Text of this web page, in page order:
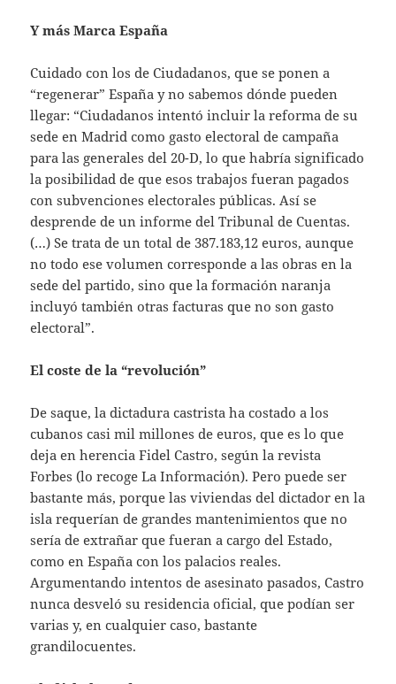
Y más Marca España
Cuidado con los de Ciudadanos, que se ponen a
“regenerar” España y no sabemos dónde pueden
llegar: “Ciudadanos intentó incluir la reforma de su
sede en Madrid como gasto electoral de campaña
para las generales del 20-D, lo que habría significado
la posibilidad de que esos trabajos fueran pagados
con subvenciones electorales públicas. Así se
desprende de un informe del Tribunal de Cuentas.
(…) Se trata de un total de 387.183,12 euros, aunque
no todo ese volumen corresponde a las obras en la
sede del partido, sino que la formación naranja
incluyó también otras facturas que no son gasto
electoral”.
El coste de la “revolución”
De saque, la dictadura castrista ha costado a los
cubanos casi mil millones de euros, que es lo que
deja en herencia Fidel Castro, según la revista
Forbes (lo recoge La Información). Pero puede ser
bastante más, porque las viviendas del dictador en la
isla requerían de grandes mantenimientos que no
sería de extrañar que fueran a cargo del Estado,
como en España con los palacios reales.
Argumentando intentos de asesinato pasados, Castro
nunca desveló su residencia oficial, que podían ser
varias y, en cualquier caso, bastante
grandilocuentes.